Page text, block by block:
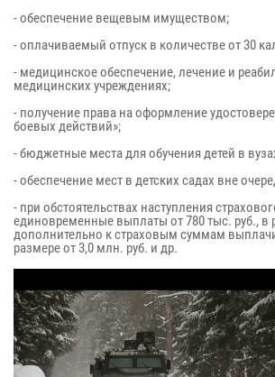
- обеспечение вещевым имуществом;
- оплачиваемый отпуск в количестве от 30
- медицинское обеспечение, лечение и
медицинских учреждениях;
- получение права на оформление
боевых действий»;
- бюджетные места для обучения детей в
- обеспечение мест в детских садах вне
- при обстоятельствах наступления
единовременные выплаты от 780 тыс. руб., в
дополнительно к страховым суммам
размере от 3,0 млн. руб. и др.